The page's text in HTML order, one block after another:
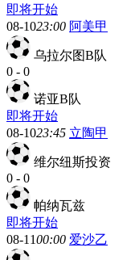
即将开始
08-1023:00 阿美甲
乌拉尔图B队
0 - 0
诺亚B队
即将开始
08-1023:45 立陶甲
维尔纽斯投资
0 - 0
帕纳瓦兹
即将开始
08-1100:00 爱沙乙